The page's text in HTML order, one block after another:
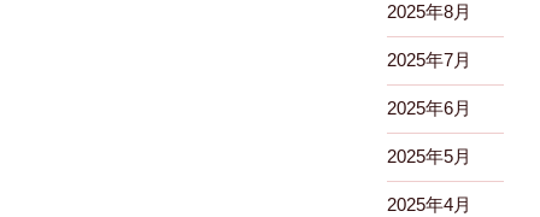
2025年8月
2025年7月
2025年6月
2025年5月
2025年4月